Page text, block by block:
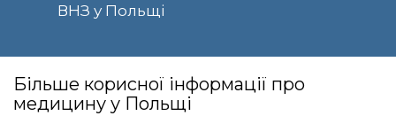
ВНЗ у Польщі
Більше корисної інформації про
медицину у Польщі